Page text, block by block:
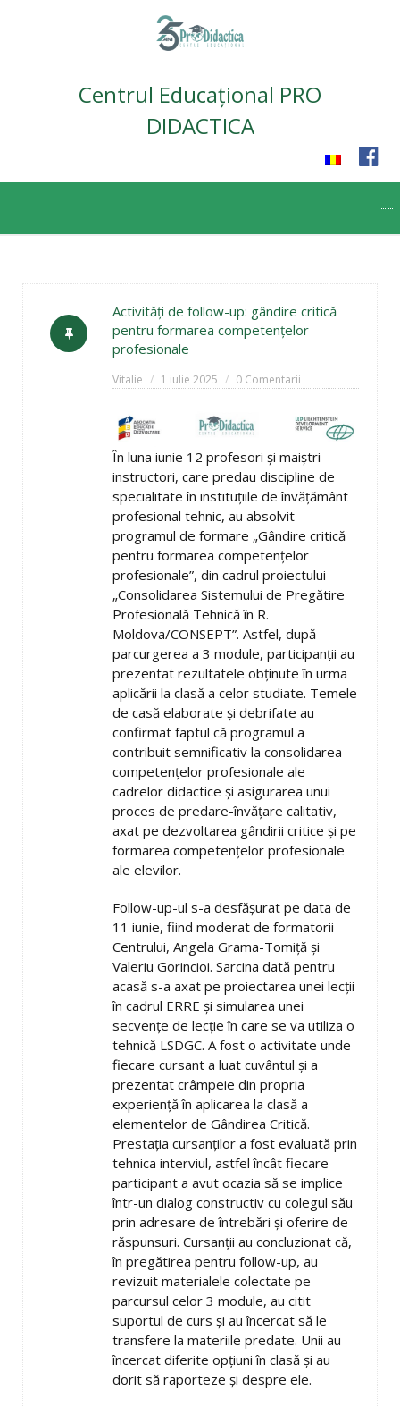
Centrul Educațional PRO
DIDACTICA
content
Activități de follow-up: gândire critică
pentru formarea competențelor
profesionale
Vitalie 1 iulie 2025 0 Comentarii
În luna iunie 12 profesori și maiștri
instructori, care predau discipline de
specialitate în instituțiile de învățământ
profesional tehnic, au absolvit
programul de formare „Gândire critică
pentru formarea competențelor
profesionale”, din cadrul proiectului
„Consolidarea Sistemului de Pregătire
Profesională Tehnică în R.
Moldova/CONSEPT”. Astfel, după
parcurgerea a 3 module, participanții au
prezentat rezultatele obținute în urma
aplicării la clasă a celor studiate. Temele
de casă elaborate și debrifate au
confirmat faptul că programul a
contribuit semnificativ la consolidarea
competențelor profesionale ale
cadrelor didactice și asigurarea unui
proces de predare-învățare calitativ,
axat pe dezvoltarea gândirii critice și pe
formarea competențelor profesionale
ale elevilor.
Follow-up-ul s-a desfășurat pe data de
11 iunie, fiind moderat de formatorii
Centrului, Angela Grama-Tomiță și
Valeriu Gorincioi. Sarcina dată pentru
acasă s-a axat pe proiectarea unei lecţii
în cadrul ERRE şi simularea unei
secvențe de lecție în care se va utiliza o
tehnică LSDGC. A fost o activitate unde
fiecare cursant a luat cuvântul și a
prezentat crâmpeie din propria
experiență în aplicarea la clasă a
elementelor de Gândirea Critică.
Prestația cursanților a fost evaluată prin
tehnica interviul, astfel încât fiecare
participant a avut ocazia să se implice
într-un dialog constructiv cu colegul său
prin adresare de întrebări și oferire de
răspunsuri. Cursanții au concluzionat că,
în pregătirea pentru follow-up, au
revizuit materialele colectate pe
parcursul celor 3 module, au citit
suportul de curs și au încercat să le
transfere la materiile predate. Unii au
încercat diferite opțiuni în clasă și au
dorit să raporteze și despre ele.